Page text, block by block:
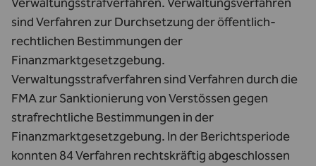
sind Verfahren zur Durchsetzung der öffentlich-
rechtlichen Bestimmungen der
Finanzmarktgesetzgebung.
Verwaltungsstrafverfahren sind Verfahren durch die
FMA zur Sanktionierung von Verstössen gegen
strafrechtliche Bestimmungen in der
Finanzmarktgesetzgebung. In der Berichtsperiode
konnten 84 Verfahren rechtskräftig abgeschlossen